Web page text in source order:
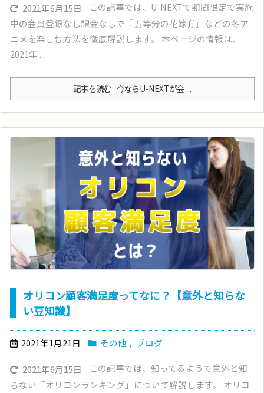
2021年6月15日
この記事では、U-NEXTで期間限定で実施
中の会員登録なし課金なしで『五等分の花嫁∬』などの冬ア
ニメを楽しむ方法を徹底解説します。 本ページの情報は、
2021年 ...
記事を読む 今ならU-NEXTが会 ...
オリコン顧客満足度ってなに？【意外と知らな
い豆知識】
2021年1月21日 その他 , ブログ
2021年6月15日
この記事では、知ってるようで意外と知
らない「オリコンランキング」について解説します。 オリコ